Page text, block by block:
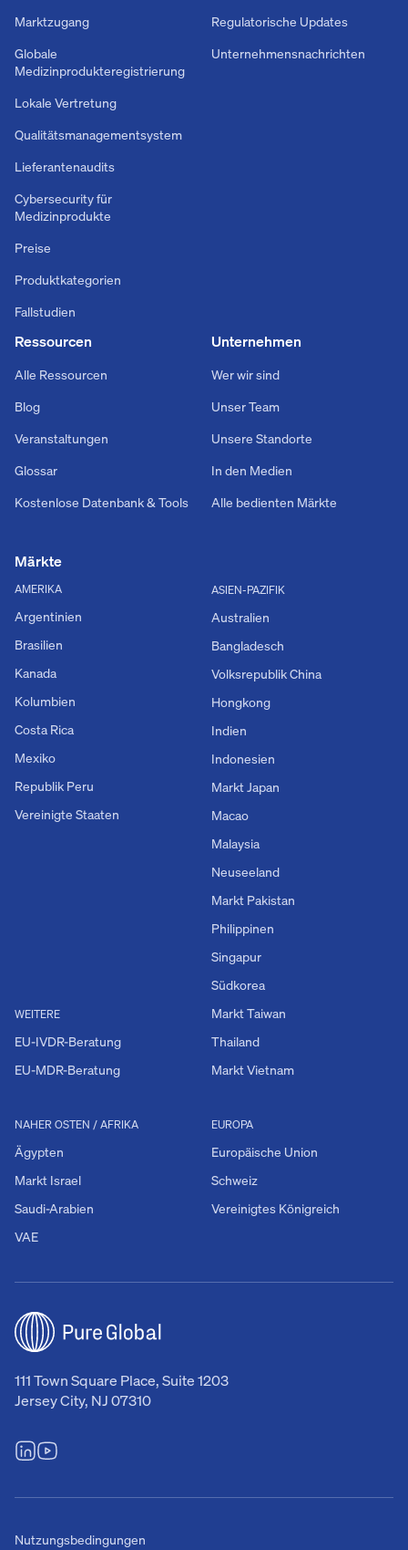
111 Town Square Place, Suite 1203
Jersey City, NJ 07310
Regulatorische Updates
Unternehmensnachrichten
Marktzugang
Globale
Medizinprodukteregistrierung
Lokale Vertretung
Qualitätsmanagementsystem
Lieferantenaudits
Cybersecurity für
Medizinprodukte
Preise
Produktkategorien
Fallstudien
Ressourcen
Alle Ressourcen
Blog
Veranstaltungen
Glossar
Kostenlose Datenbank & Tools
Unternehmen
Wer wir sind
Unser Team
Unsere Standorte
In den Medien
Alle bedienten Märkte
Märkte
AMERIKA
Argentinien
Brasilien
Kanada
Kolumbien
Costa Rica
Mexiko
Republik Peru
Vereinigte Staaten
WEITERE
EU-IVDR-Beratung
EU-MDR-Beratung
EUROPA
Europäische Union
Schweiz
Vereinigtes Königreich
NAHER OSTEN / AFRIKA
Ägypten
Markt Israel
Saudi-Arabien
VAE
ASIEN-PAZIFIK
Australien
Bangladesch
Volksrepublik China
Hongkong
Indien
Indonesien
Markt Japan
Macao
Malaysia
Neuseeland
Markt Pakistan
Philippinen
Singapur
Südkorea
Markt Taiwan
Thailand
Markt Vietnam
Nutzungsbedingungen